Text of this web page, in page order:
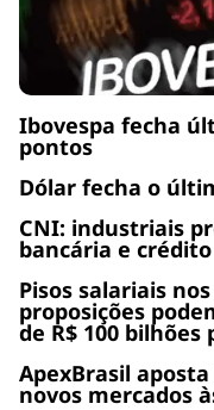
Ibovespa fecha
pontos
Dólar fecha o
CNI: industriais
bancária e
Pisos salariais
proposições
de R$ 100 bilhões
ApexBrasil
novos mercados